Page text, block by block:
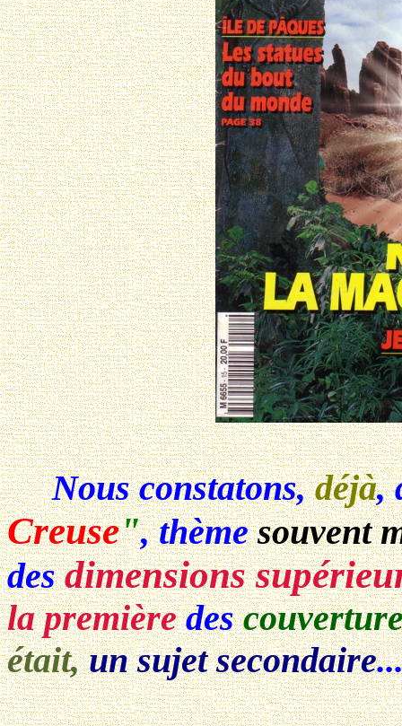
Nous constatons,déjà,
Creuse", thèmesouvent
desdimensions
la premièredes
était, un sujet secondaire